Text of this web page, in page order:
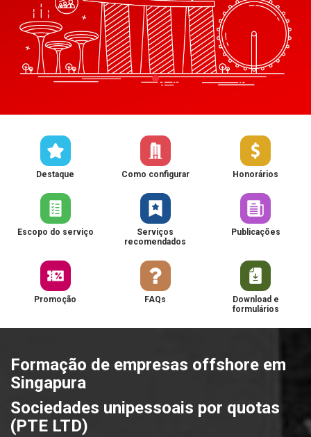
Destaque Como configurar Honorários
Escopo do serviço
Serviços
recomendados
Publicações
Promoção FAQs
Download e
formulários
Formação de empresas offshore em
Singapura
Sociedades unipessoais por quotas
(PTE LTD)